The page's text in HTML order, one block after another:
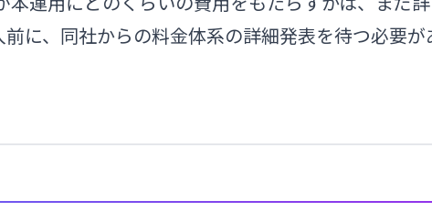
に、同社からの料金体系の詳細発表を待つ必要が